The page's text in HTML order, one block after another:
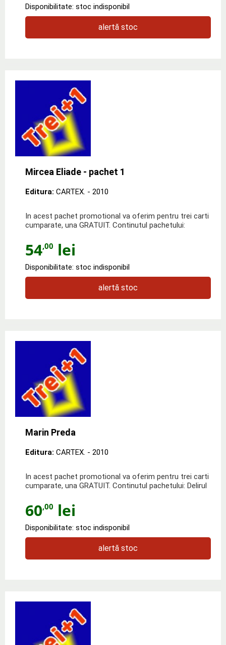
Disponibilitate: stoc indisponibil
alertă stoc
Mircea Eliade - pachet 1
Editura: CARTEX. - 2010
In acest pachet promotional va oferim pentru trei carti
cumparate, una GRATUIT. Continutul pachetului:
54,00 lei
Disponibilitate: stoc indisponibil
alertă stoc
Marin Preda
Editura: CARTEX. - 2010
In acest pachet promotional va oferim pentru trei carti
cumparate, una GRATUIT. Continutul pachetului: Delirul
60,00 lei
Disponibilitate: stoc indisponibil
alertă stoc